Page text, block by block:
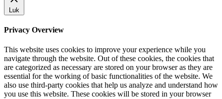
Luk
Privacy Overview
This website uses cookies to improve your experience while you
navigate through the website. Out of these cookies, the cookies that
are categorized as necessary are stored on your browser as they are
essential for the working of basic functionalities of the website. We
also use third-party cookies that help us analyze and understand how
you use this website. These cookies will be stored in your browser